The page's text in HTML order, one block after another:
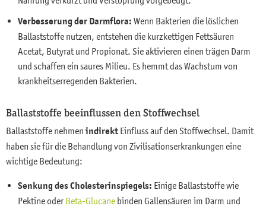
Verbesserung der Darmflora: Wenn Bakterien die löslichen
Ballaststoffe nutzen, entstehen die kurzkettigen Fettsäuren
Acetat, Butyrat und Propionat. Sie aktivieren einen trägen Darm
und schaffen ein saures Milieu. Es hemmt das Wachstum von
krankheitserregenden Bakterien.
Ballaststoffe beeinflussen den Stoffwechsel
Ballaststoffe nehmen indirekt Einfluss auf den Stoffwechsel. Damit
haben sie für die Behandlung von Zivilisationserkrankungen eine
wichtige Bedeutung:
Senkung des Cholesterinspiegels: Einige Ballaststoffe wie
Pektine oderBeta-Glucane binden Gallensäuren im Darm und